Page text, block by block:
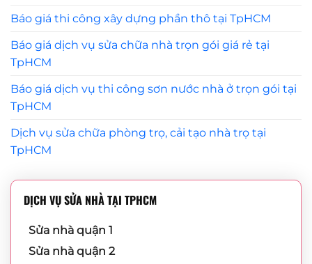
Báo giá thi công xây dựng phần thô tại TpHCM
Báo giá dịch vụ sửa chữa nhà trọn gói giá rẻ tại
TpHCM
Báo giá dịch vụ thi công sơn nước nhà ở trọn gói tại
TpHCM
Dịch vụ sửa chữa phòng trọ, cải tạo nhà trọ tại
TpHCM
DỊCH VỤ SỬA NHÀ TẠI TPHCM
Sửa nhà quận 1
Sửa nhà quận 2